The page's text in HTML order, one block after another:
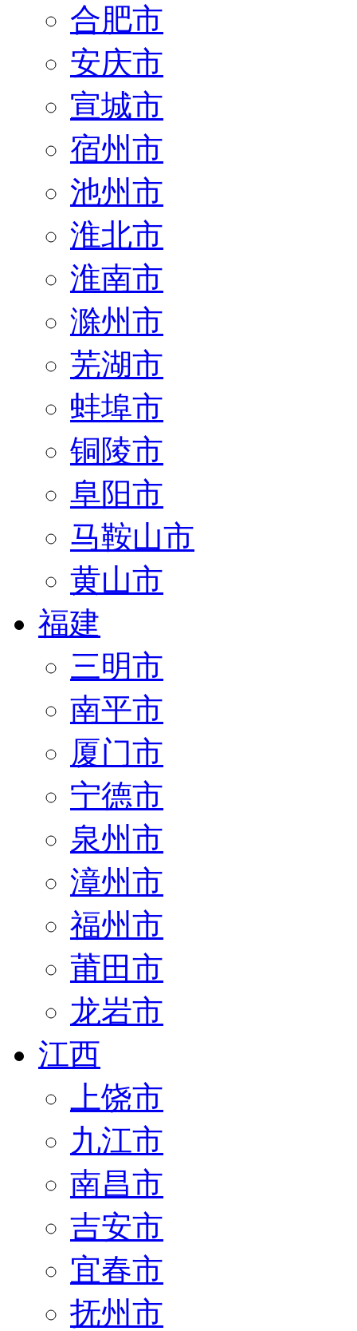
合肥市
安庆市
宣城市
宿州市
池州市
淮北市
淮南市
滁州市
芜湖市
蚌埠市
铜陵市
阜阳市
马鞍山市
黄山市
福建
三明市
南平市
厦门市
宁德市
泉州市
漳州市
福州市
莆田市
龙岩市
江西
上饶市
九江市
南昌市
吉安市
宜春市
抚州市